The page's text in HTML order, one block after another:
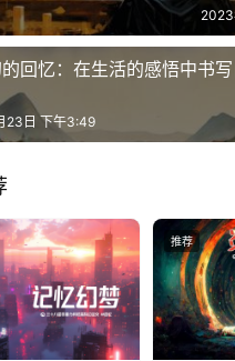
录
回忆：在生活的感悟中书
23日 下午3:49
推荐